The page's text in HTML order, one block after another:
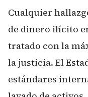
Cualquier
de dinero ilícito
tratado con la
la justicia. El
estándares